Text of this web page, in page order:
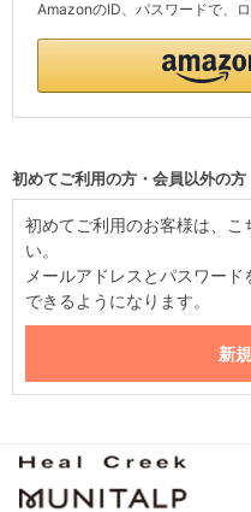
AmazonのID、パスワードで、
初めてご利用の方・会員以外の方
初めてご利用のお客様は、こ
い。
メールアドレスとパスワー
できるようになります。